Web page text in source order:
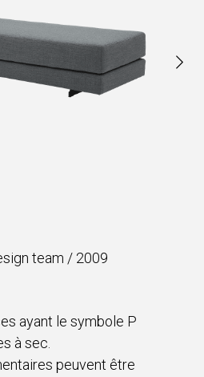
team / 2009
ayant le symbole P
à sec.
peuvent être